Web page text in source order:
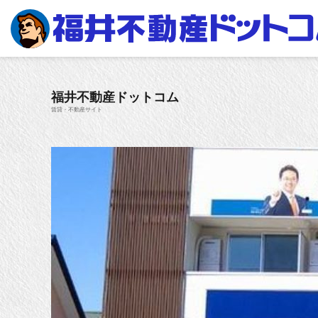
福井不動産ドットコム
賃貸・不動産サイト